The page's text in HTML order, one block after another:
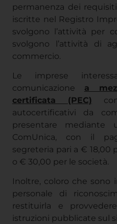
permanenza dei
iscritte nel Registro
svolgono l’attività per
svolgono l’attività di
commercio.
Le imprese
comunicazione a
certificata (PEC)
autocertificativi da
presentare mediante
ComUnica, con il
segreteria pari a € 18,00
o € 30,00 per le società.
Inoltre, coloro che sono
personale di
restituirla e
istruzioni pubblicate sul